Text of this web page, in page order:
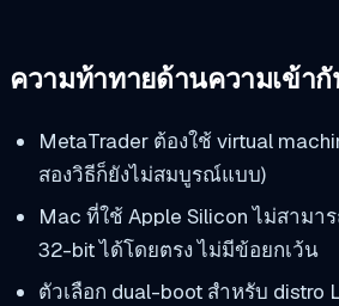
ความท้าทายด้านความเข้า
MetaTrader ต้องใช้ virtual
สองวิธีก็ยังไม่สมบูรณ์แบบ)
Mac ที่ใช้ Apple Silicon ไม่สามา
32-bit ได้โดยตรง ไม่มีข้อยกเว้น
ตัวเลือก dual-boot สำหรับ distro